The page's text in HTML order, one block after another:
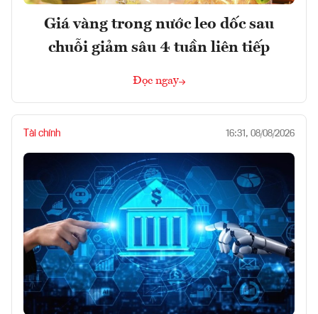
Giá vàng trong nước leo dốc sau
chuỗi giảm sâu 4 tuần liên tiếp
Đọc ngay
Tài chính 16:31, 08/08/2026